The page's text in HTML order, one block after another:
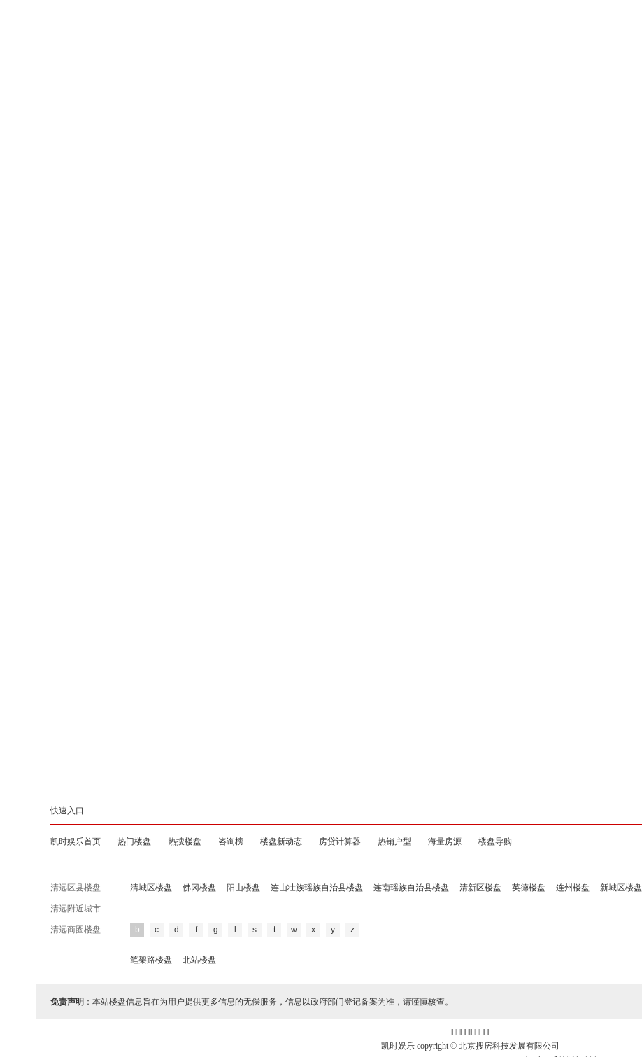
快速入口
凯时娱乐首页 热门楼盘 热搜楼盘 咨询榜 楼盘新动态 房贷计算器 热销户型 海量房源 楼盘导购
清远区县楼盘 清城区楼盘 佛冈楼盘 阳山楼盘 连山壮族瑶族自治县楼盘 连南瑶族自治县楼盘 清新区楼盘 英德楼盘 连州楼盘 新城区楼盘
清远附近城市
清远商圈楼盘 b c d f g s t w x y z
笔架路楼盘 北站楼盘
免责声明 ：本站楼盘信息旨在为用户提供更多信息的无偿服务，信息以政府部门登记备案为准，请谨慎核查。
‖ ‖ ‖ ‖ ‖‖ ‖ ‖ ‖ ‖
凯时娱乐 copyright © 北京搜房科技发展有限公司